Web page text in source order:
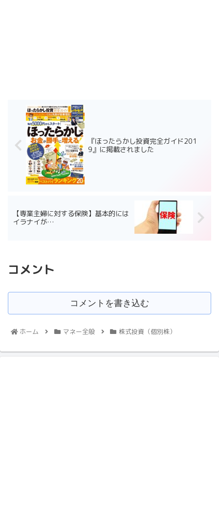
『ほったらかし投資完全ガイド201​
9』に掲載されました
【専業主婦に対する保険】基本的には
イラナイが…
コメント
コメントを書き込む
ホーム マネー全般 株式投資（個別株）